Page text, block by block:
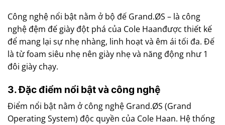
Công nghệ nổi bật nằm ở bộ đế Grand.ØS – là công
nghệ đệm đế giày đột phá của Cole Haanđược thiết kế
để mang lại sự nhẹ nhàng, linh hoạt và êm ái tối đa. Đế
là từ foam siêu nhẹ nên giày nhẹ và năng động như 1
đôi giày chạy.
3. Đặc điểm nổi bật và công nghệ
Điểm nổi bật nằm ở công nghệ Grand.ØS (Grand
Operating System) độc quyền của Cole Haan. Hệ thống